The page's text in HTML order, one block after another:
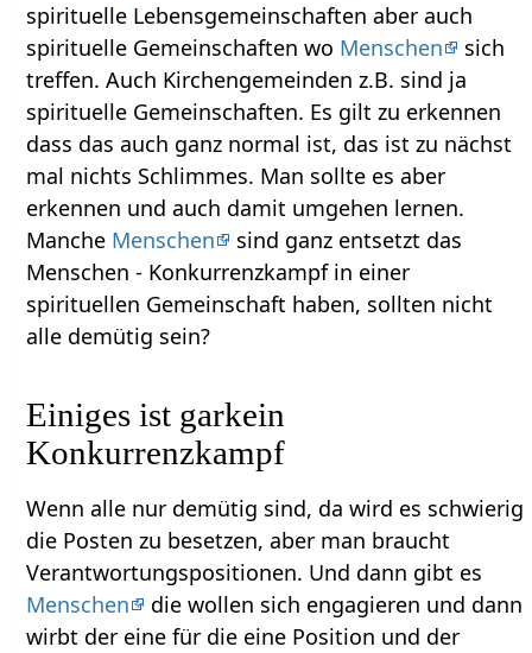
spirituelle Lebensgemeinschaften aber auch
spirituelle Gemeinschaften wo Menschen
sich
treffen. Auch Kirchengemeinden z.B. sind ja
spirituelle Gemeinschaften. Es gilt zu erkennen
dass das auch ganz normal ist, das ist zu nächst
mal nichts Schlimmes. Man sollte es aber
erkennen und auch damit umgehen lernen.
Manche Menschen
sind ganz entsetzt das
Menschen - Konkurrenzkampf in einer
spirituellen Gemeinschaft haben, sollten nicht
alle demütig sein?
Einiges ist garkein
Konkurrenzkampf
Wenn alle nur demütig sind, da wird es schwierig
die Posten zu besetzen, aber man braucht
Verantwortungspositionen. Und dann gibt es
Menschen
die wollen sich engagieren und dann
wirbt der eine für die eine Position und der